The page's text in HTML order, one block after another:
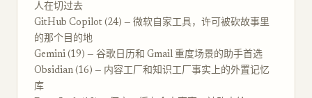
人在切过去
GitHub Copilot (24) — 微软自家工具，许可被砍故事里
的那个目的地
Gemini (19) — 谷歌日历和 Gmail 重度场景的助手首选
Obsidian (16) — 内容工厂和知识工厂事实上的外置记忆
库